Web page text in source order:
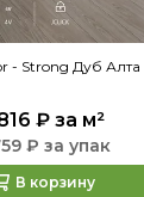
- Strong Дуб Алта
₽за м²
₽ за упак
В корзину